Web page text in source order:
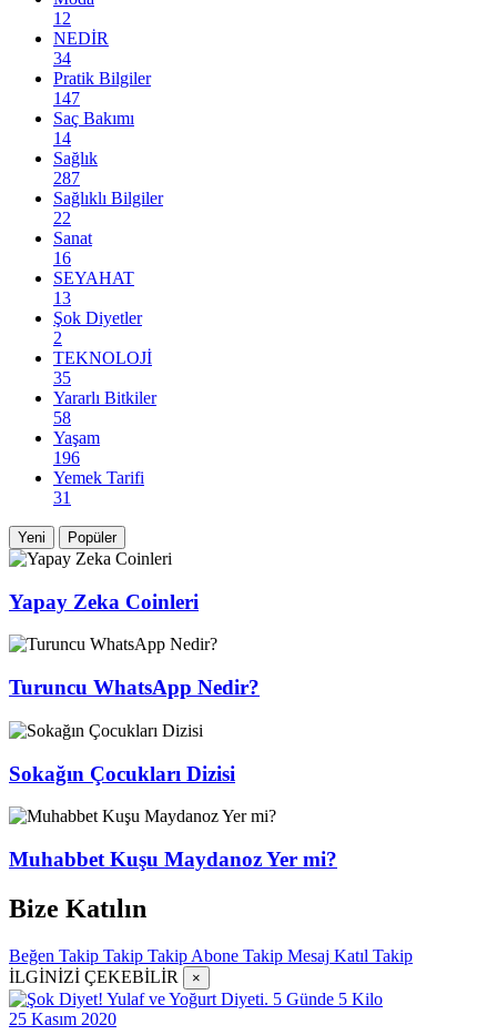
12
NEDİR
34
Pratik Bilgiler
147
Saç Bakımı
14
Sağlık
287
Sağlıklı Bilgiler
22
Sanat
16
SEYAHAT
13
Şok Diyetler
2
TEKNOLOJİ
35
Yararlı Bitkiler
58
Yaşam
196
Yemek Tarifi
31
Yeni Popüler
Yapay Zeka Coinleri
Turuncu WhatsApp Nedir?
Sokağın Çocukları Dizisi
Muhabbet Kuşu Maydanoz Yer mi?
Bize Katılın
Beğen Takip Takip Takip Abone Takip Mesaj Katıl Takip
İLGİNİZİ ÇEKEBİLİR
×
25 Kasım 2020